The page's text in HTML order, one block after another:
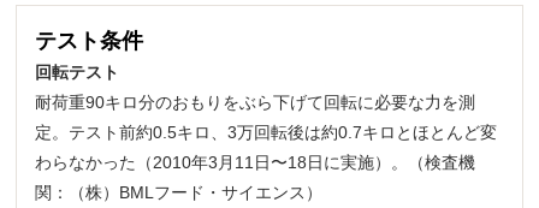
テスト条件
回転テスト
耐荷重90キロ分のおもりをぶら下げて回転に必要な力を測
定。テスト前約0.5キロ、3万回転後は約0.7キロとほとんど変
わらなかった（2010年3月11日〜18日に実施）。（検査機
関：（株）BMLフード・サイエンス）